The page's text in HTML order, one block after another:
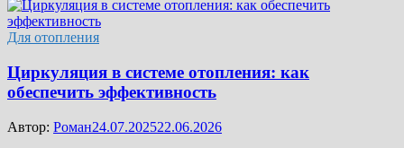
Для отопления
Циркуляция в системе отопления: как
обеспечить эффективность
Автор: Роман24.07.202522.06.2026